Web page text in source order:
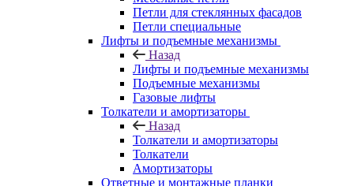
Петли для стеклянных фасадов
Петли специальные
Лифты и подъемные механизмы
Назад
Лифты и подъемные механизмы
Подъемные механизмы
Газовые лифты
Толкатели и амортизаторы
Назад
Толкатели и амортизаторы
Толкатели
Амортизаторы
Ответные и монтажные планки